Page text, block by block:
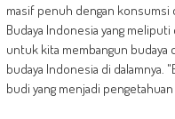
masif penuh dengan konsumsi
Budaya Indonesia yang
untuk kita membangun budaya
budaya Indonesia di dalamnya.
budi yang menjadi pengetahuan